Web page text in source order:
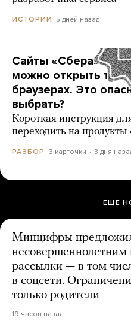
ИСТОРИИ 5 дней назад
Сайты «Сбера» и
можно открыть
браузерах. Это
выбрать?
Короткая инструкция
переходить на
РАЗБОР 3 карточки 3 дня
ЕЩЕ
Минцифры
рассылки — в том
в соцсети.
только родители
19 часов назад